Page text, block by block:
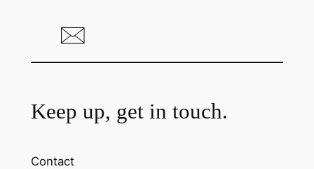
Keep up, get in touch.
Contact